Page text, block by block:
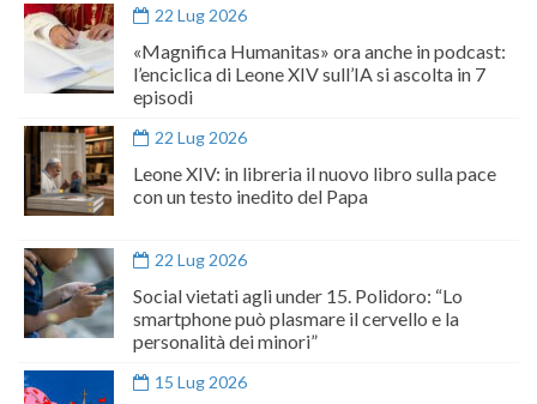
22 Lug 2026
«Magnifica Humanitas» ora anche in podcast:
l’enciclica di Leone XIV sull’IA si ascolta in 7
episodi
22 Lug 2026
Leone XIV: in libreria il nuovo libro sulla pace
con un testo inedito del Papa
22 Lug 2026
Social vietati agli under 15. Polidoro: “Lo
smartphone può plasmare il cervello e la
personalità dei minori”
15 Lug 2026